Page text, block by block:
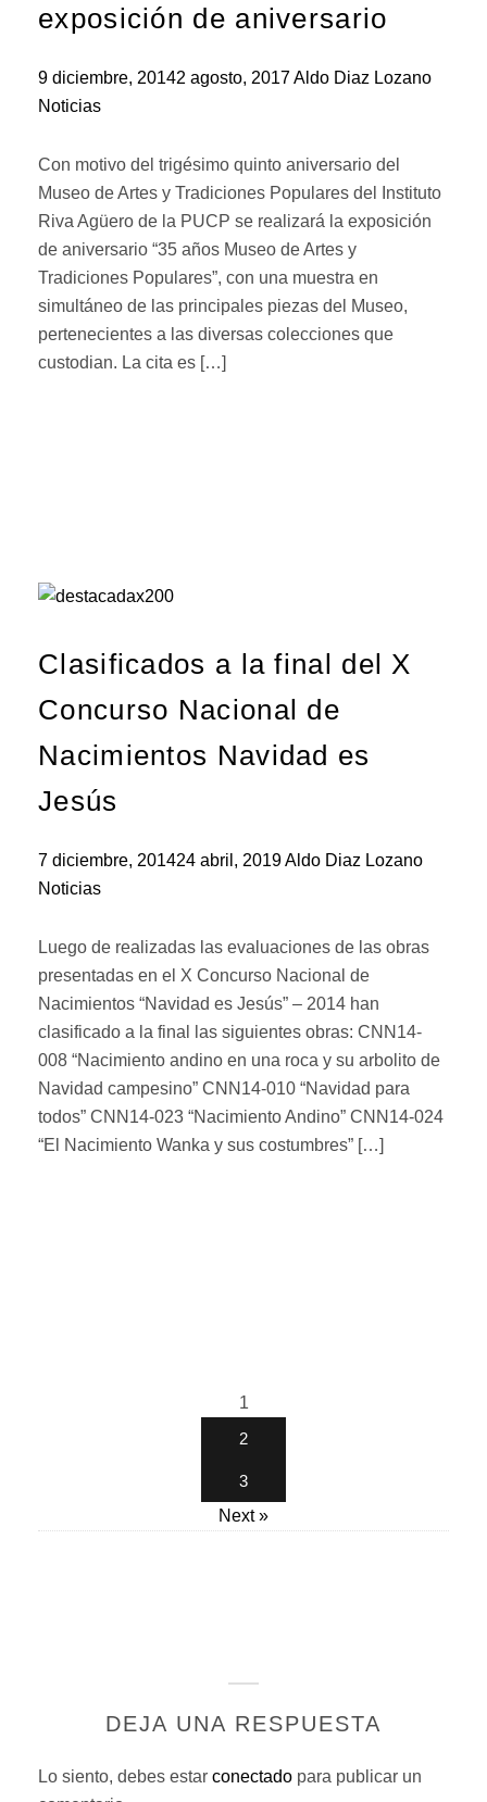
exposición de aniversario
9 diciembre, 20142 agosto, 2017Aldo Diaz Lozano
Noticias
Con motivo del trigésimo quinto aniversario del
Museo de Artes y Tradiciones Populares del Instituto
Riva Agüero de la PUCP se realizará la exposición
de aniversario “35 años Museo de Artes y
Tradiciones Populares”, con una muestra en
simultáneo de las principales piezas del Museo,
pertenecientes a las diversas colecciones que
custodian. La cita es […]
Clasificados a la final del X
Concurso Nacional de
Nacimientos Navidad es
Jesús
7 diciembre, 201424 abril, 2019Aldo Diaz Lozano
Noticias
Luego de realizadas las evaluaciones de las obras
presentadas en el X Concurso Nacional de
Nacimientos “Navidad es Jesús” – 2014 han
clasificado a la final las siguientes obras: CNN14-
008 “Nacimiento andino en una roca y su arbolito de
Navidad campesino” CNN14-010 “Navidad para
todos” CNN14-023 “Nacimiento Andino” CNN14-024
“El Nacimiento Wanka y sus costumbres” […]
1
2
3
Next »
DEJA UNA RESPUESTA
Lo siento, debes estar conectado para publicar un